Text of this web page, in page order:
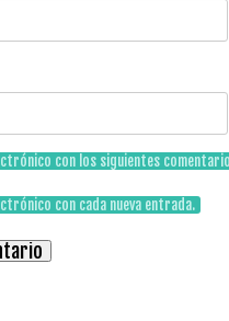
con los siguientes
con cada nueva entrada.